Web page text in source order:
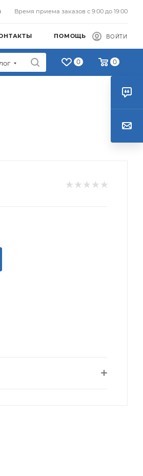
Время приема заказов с 9:00 до 19:00
ПОМОЩЬ ВОЙТИ
0 0